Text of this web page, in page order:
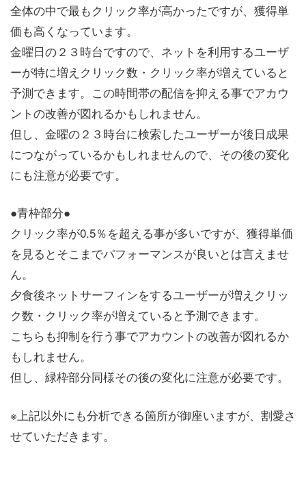
全体の中で最もクリック率が高かったですが、獲得単
価も高くなっています。
金曜日の２３時台ですので、ネットを利用するユーザ
ーが特に増えクリック数・クリック率が増えていると
予測できます。この時間帯の配信を抑える事でアカウ
ントの改善が図れるかもしれません。
但し、金曜の２３時台に検索したユーザーが後日成果
につながっているかもしれませんので、その後の変化
にも注意が必要です。
●青枠部分●
クリック率が0.5％を超える事が多いですが、獲得単価
を見るとそこまでパフォーマンスが良いとは言えませ
ん。
夕食後ネットサーフィンをするユーザーが増えクリッ
ク数・クリック率が増えていると予測できます。
こちらも抑制を行う事でアカウントの改善が図れるか
もしれません。
但し、緑枠部分同様その後の変化に注意が必要です。
※上記以外にも分析できる箇所が御座いますが、割愛さ
せていただきます。